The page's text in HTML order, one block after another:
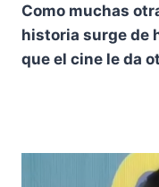
Como muchas
historia surge de
que el cine le da